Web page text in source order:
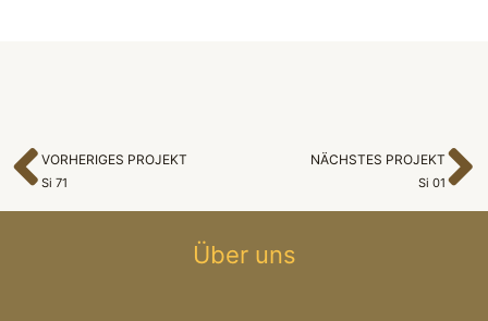
Zurück
VORHERIGES PROJEKT
Si 71
NÄCHSTES PROJEKT
Si 01
Über uns